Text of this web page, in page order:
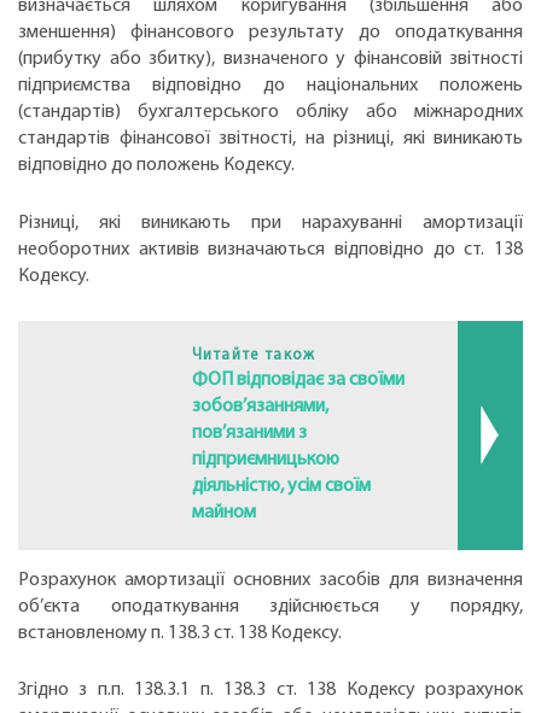
визначається шляхом коригування (збільшення або
зменшення) фінансового результату до оподаткування
(прибутку або збитку), визначеного у фінансовій звітності
підприємства відповідно до національних положень
(стандартів) бухгалтерського обліку або міжнародних
стандартів фінансової звітності, на різниці, які виникають
відповідно до положень Кодексу.
Різниці, які виникають при нарахуванні амортизації
необоротних активів визначаються відповідно до ст. 138
Кодексу.
Читайте також
ФОП відповідає за своїми
зобов’язаннями,
пов’язаними з
підприємницькою
діяльністю, усім своїм
майном
Розрахунок амортизації основних засобів для визначення
об’єкта оподаткування здійснюється у порядку,
встановленому п. 138.3 ст. 138 Кодексу.
Згідно з п.п. 138.3.1 п. 138.3 ст. 138 Кодексу розрахунок